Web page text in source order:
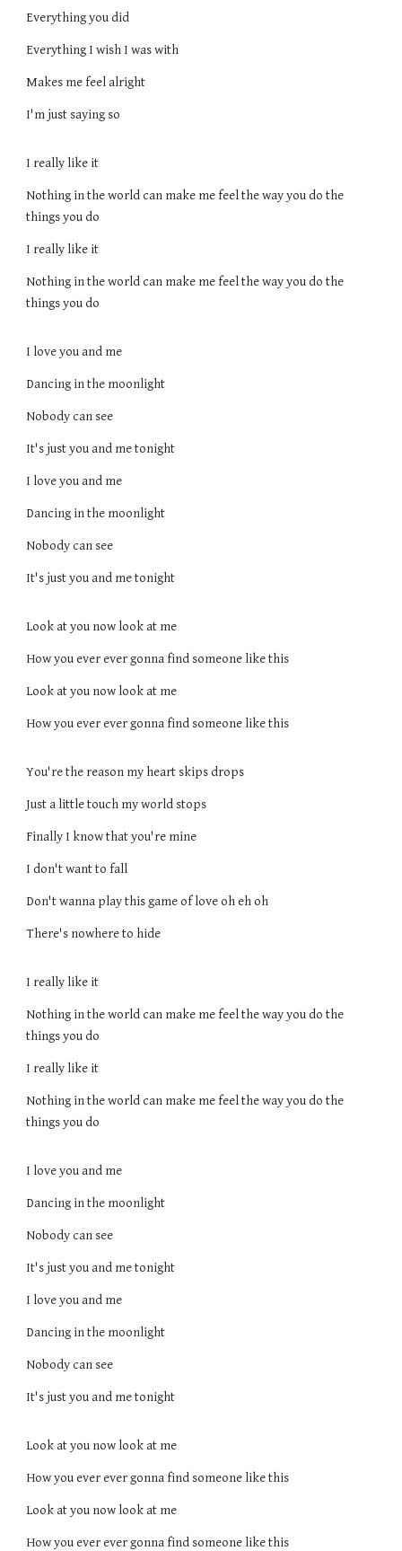
Everything you did
Everything I wish I was with
Makes me feel alright
I'm just saying so
I really like it
Nothing in the world can make me feel the way you do the
things you do
I really like it
Nothing in the world can make me feel the way you do the
things you do
I love you and me
Dancing in the moonlight
Nobody can see
It's just you and me tonight
I love you and me
Dancing in the moonlight
Nobody can see
It's just you and me tonight
Look at you now look at me
How you ever ever gonna find someone like this
Look at you now look at me
How you ever ever gonna find someone like this
You're the reason my heart skips drops
Just a little touch my world stops
Finally I know that you're mine
I don't want to fall
Don't wanna play this game of love oh eh oh
There's nowhere to hide
I really like it
Nothing in the world can make me feel the way you do the
things you do
I really like it
Nothing in the world can make me feel the way you do the
things you do
I love you and me
Dancing in the moonlight
Nobody can see
It's just you and me tonight
I love you and me
Dancing in the moonlight
Nobody can see
It's just you and me tonight
Look at you now look at me
How you ever ever gonna find someone like this
Look at you now look at me
How you ever ever gonna find someone like this